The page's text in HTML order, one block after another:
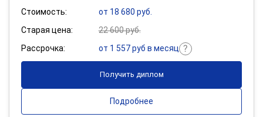
Стоимость:
от 18 680 руб.
Старая цена:
22 600 руб.
Рассрочка:
от 1 557 руб в месяц
Получить диплом
Подробнее